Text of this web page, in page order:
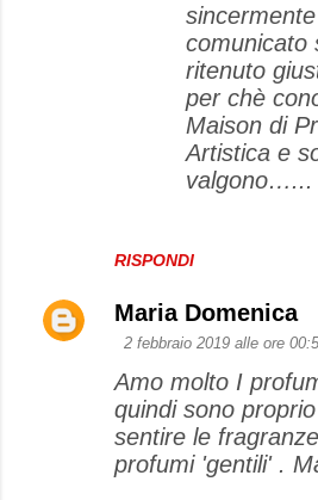
RISPONDI
ritenuto
per chè
Maison di
Artistica e
valgono…...
Maria Domenica
2 febbraio 2019 alle ore
Amo molto I
quindi sono
sentire le
profumi 'gentili' .